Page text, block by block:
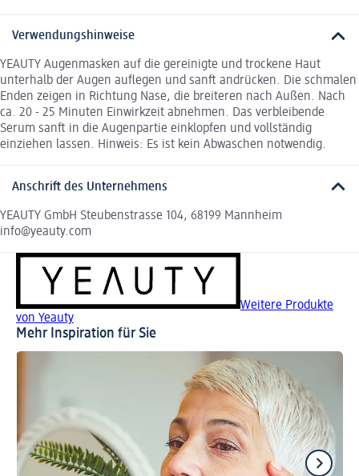
Verwendungshinweise
YEAUTY Augenmasken auf die gereinigte und trockene Haut
unterhalb der Augen auflegen und sanft andrücken. Die schmalen
Enden zeigen in Richtung Nase, die breiteren nach Außen. Nach
ca. 20 - 25 Minuten Einwirkzeit abnehmen. Das verbleibende
Serum sanft in die Augenpartie einklopfen und vollständig
einziehen lassen. Hinweis: Es ist kein Abwaschen notwendig.
Anschrift des Unternehmens
YEAUTY GmbH Steubenstrasse 104, 68199 Mannheim
info@yeauty.com
Weitere Produkte
von Yeauty
Mehr Inspiration für Sie